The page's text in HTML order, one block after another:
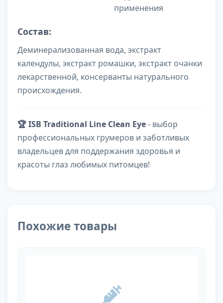
применения
Состав:
Деминерализованная вода, экстракт
календулы, экстракт ромашки, экстракт очанки
лекарственной, консерванты натурального
происхождения.
🏆 ISB Traditional Line Clean Eye- выбор
профессиональных грумеров и заботливых
владельцев для поддержания здоровья и
красоты глаз любимых питомцев!
Похожие товары